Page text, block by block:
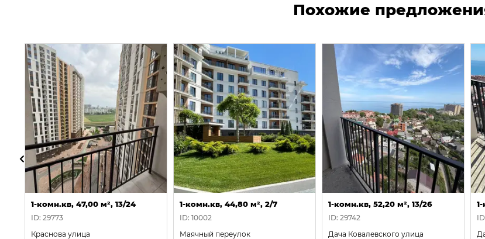
Похожие
1-комн.кв, 47,00 м², 13/24
ID: 29773
Краснова улица
1-комн.кв, 44,80 м², 2/7
ID: 10002
Маячный переулок
1-комн.кв, 52,20 м², 13/26
ID: 29742
Дача Ковалевского улица